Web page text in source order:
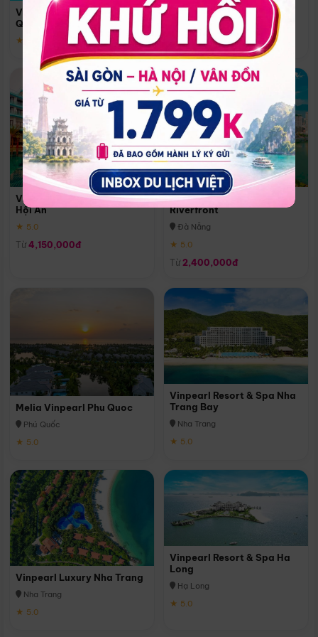
Vinpearl Resort & Spa Phu
Quoc
★ 5.0
Quoc
Phú Quốc
★ 5.0
Vinpearl Resort & Golf Nam
Hội An
★ 5.0
Từ 4,150,000đ
Melia Vinpearl Danang
Riverfront
Đà Nẵng
★ 5.0
Từ 2,400,000đ
Melia Vinpearl Phu Quoc
Phú Quốc
★ 5.0
Vinpearl Resort & Spa Nha
Trang Bay
Nha Trang
★ 5.0
Vinpearl Luxury Nha Trang
Nha Trang
★ 5.0
Vinpearl Resort & Spa Ha
Long
Hạ Long
★ 5.0